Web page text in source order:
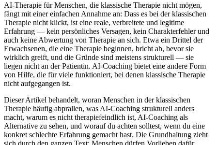
AI-Therapie für Menschen, die klassische Therapie nicht mögen,
fängt mit einer einfachen Annahme an: Dass es bei der klassischen
Therapie nicht klickt, ist eine reale, verbreitete und legitime
Erfahrung — kein persönliches Versagen, kein Charakterfehler und
auch keine Abwertung von Therapie an sich. Etwa ein Drittel der
Erwachsenen, die eine Therapie beginnen, bricht ab, bevor sie
wirklich greift, und die Gründe sind meistens strukturell — sie
liegen nicht an der Patientin. AI-Coaching bietet eine andere Form
von Hilfe, die für viele funktioniert, bei denen klassische Therapie
nicht aufgegangen ist.
Dieser Artikel behandelt, woran Menschen in der klassischen
Therapie häufig abprallen, was AI-Coaching strukturell anders
macht, warum es nicht therapiefeindlich ist, AI-Coaching als
Alternative zu sehen, und worauf du achten solltest, wenn du eine
konkret schlechte Erfahrung gemacht hast. Die Grundhaltung zieht
sich durch den ganzen Text: Menschen dürfen Vorlieben dafür